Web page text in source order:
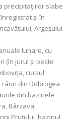
precipitaţiilor slabe
și în
Argeșului
lunare, cu
(în jurul și peste
cursul
râuri din Dobrogea
din bazinele
Bârzava,
Prutului, bazinul